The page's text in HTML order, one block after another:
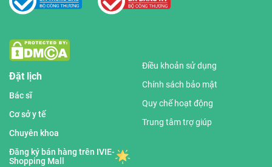
Đặt lịch
Bác sĩ
Cơ sở y tế
Chuyên khoa
Đăng ký bán hàng trên IVIE-
Shopping Mall
Điều khoản sử dụng
Chính sách bảo mật
Quy chế hoạt động
Trung tâm trợ giúp